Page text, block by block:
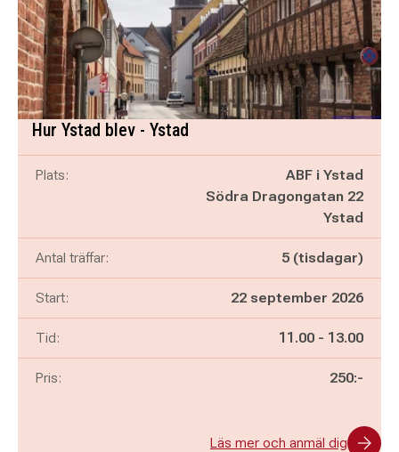
Hur Ystad blev - Ystad
Plats:
ABF i Ystad
Södra Dragongatan 22
Ystad
Antal träffar: 5 (tisdagar)
Start: 22 september 2026
Tid: Pågår mellan
11.00 - och
13.00
Pris: 250:-
Läs mer och anmäl dig